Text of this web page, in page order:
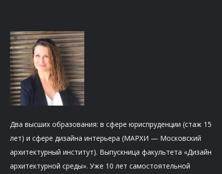
Два высших образования: в сфере юриспруденции (стаж 15
лет) и сфере дизайна интерьера (МАРХИ — Московский
архитектурный институт). Выпускница факультета «Дизайн
архитектурной среды». Уже 10 лет самостоятельной